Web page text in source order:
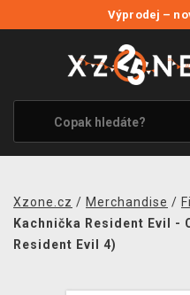
Výprodej –
VÝPRODEJ
VIDEOHRY
XZONE ORIGINALS
TÉMATIKY
MERCHANDISE
Xzone.cz / Merchandise /
Kachnička Resident Evil -
Resident Evil 4)